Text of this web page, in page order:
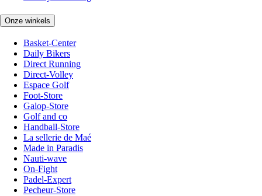
Onze winkels
Basket-Center
Daily Bikers
Direct Running
Direct-Volley
Espace Golf
Foot-Store
Galop-Store
Golf and co
Handball-Store
La sellerie de Maé
Made in Paradis
Nauti-wave
On-Fight
Padel-Expert
Pecheur-Store